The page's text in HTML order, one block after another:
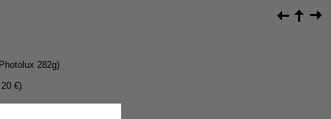
282g)
€).